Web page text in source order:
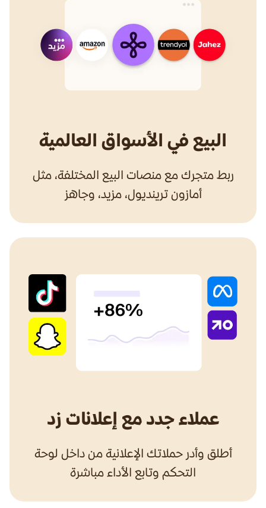
البيع في الأسواق العالمية
ربط متجرك مع منصات البيع المختلفة، مثل
أمازون ترينديول، مزيد، وجاهز
عملاء جدد مع إعلانات زد
أطلق وأدر حملاتك الإعلانية من داخل لوحة
التحكم وتابع الأداء مباشرة